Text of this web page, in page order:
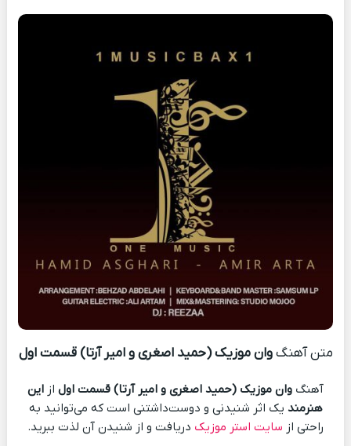
متن آهنگوان موزیک (حمید اصغری و امیر آرتا) قسمت اول
آهنگ وان موزیک (حمید اصغری و امیر آرتا) قسمت اول از این
هنرمند یک اثر شنیدنی و دوست‌داشتنی است که می‌توانید به
راحتی از سایت استر موزیک دریافت و از شنیدن آن لذت ببرید.